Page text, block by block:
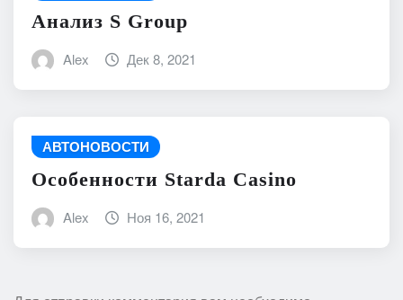
Анализ S Group
Alex Дек 8, 2021
АВТОНОВОСТИ
Особенности Starda Сasino
Alex Ноя 16, 2021